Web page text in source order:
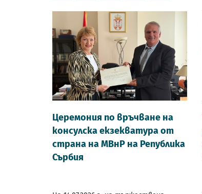
Церемония по връчване на
консулска екзекватура от
страна на МВнР на Република
Сърбия